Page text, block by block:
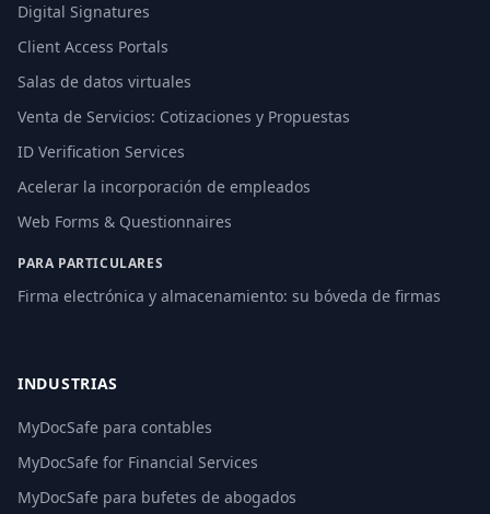
Digital Signatures
Client Access Portals
Salas de datos virtuales
Venta de Servicios: Cotizaciones y Propuestas
ID Verification Services
Acelerar la incorporación de empleados
Web Forms & Questionnaires
PARA PARTICULARES
Firma electrónica y almacenamiento: su bóveda de firmas
INDUSTRIAS
MyDocSafe para contables
MyDocSafe for Financial Services
MyDocSafe para bufetes de abogados